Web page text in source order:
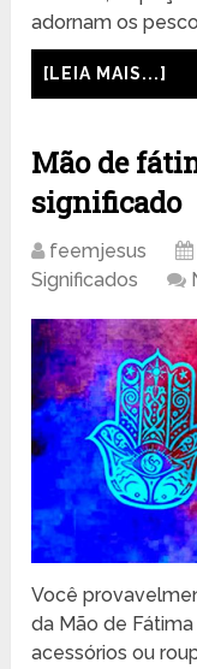
adornam os
[LEIA MAIS...]
Mão de
significado
feemjesus
Significados
Você
da Mão de
acessórios ou